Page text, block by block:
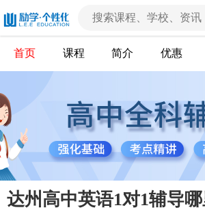
首页 课程 简介 优惠
达州高中英语1对1辅导哪